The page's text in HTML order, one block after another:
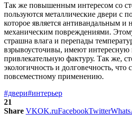
Так же повышенным интересом со
пользуются металлические двери с
которое является антивандальным и
механическим повреждениями.
страшна влага и перепады
взрывоусточивы, имеют интересную
привлекательную фактуру. Так же,
экологичность и долговечность, что
повсеместному применению.
#двери#интерьер
21
Share VKOK.ruFacebookTwitter